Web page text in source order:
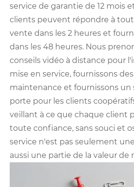
service de garantie de 12 mois
clients peuvent répondre à
vente dans les 2 heures et
dans les 48 heures. Nous
conseils vidéo à distance pour
mise en service, fournissons
maintenance et fournissons un
porte pour les clients
veillant à ce que chaque client
toute confiance, sans souci et
service n'est pas seulement
aussi une partie de la valeur de